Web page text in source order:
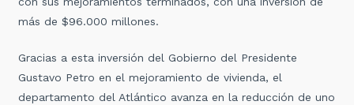
más de $96.000 millones.
Gracias a esta inversión del Gobierno del Presidente
Gustavo Petro en el mejoramiento de vivienda, el
departamento del Atlántico avanza en la reducción de uno